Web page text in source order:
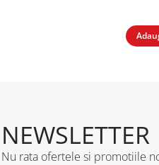
NEWSLETTER
Nu rata ofertele si promotiile